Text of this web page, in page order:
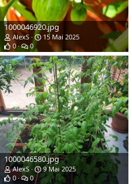
1000046920.jpg
AlexS
15 Mai 2025
0
0
1000046580.jpg
AlexS
9 Mai 2025
0
0